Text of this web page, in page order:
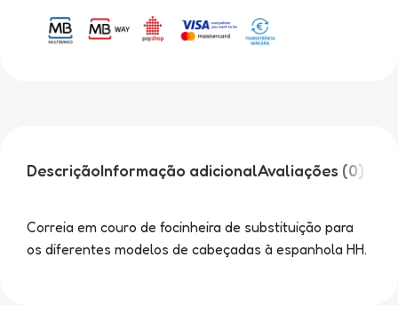
DescriçãoInformação adicionalAvaliações (0)
Correia em couro de focinheira de substituição para
os diferentes modelos de cabeçadas à espanhola HH.